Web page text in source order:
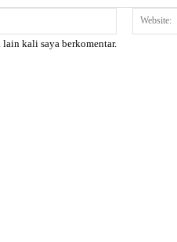
Email:*
kali saya berkomentar.